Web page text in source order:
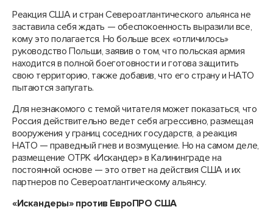
Реакция США и стран Североатлантического альянса не
заставила себя ждать — обеспокоенность выразили все,
кому это полагается. Но больше всех «отличилось»
руководство Польши, заявив о том, что польская армия
находится в полной боеготовности и готова защитить
свою территорию, также добавив, что его страну и НАТО
пытаются запугать.
Для незнакомого с темой читателя может показаться, что
Россия действительно ведет себя агрессивно, размещая
вооружения у границ соседних государств, а реакция
НАТО — праведный гнев и возмущение. Но на самом деле,
размещение ОТРК «Искандер» в Калининграде на
постоянной основе — это ответ на действия США и их
партнеров по Североатлантическому альянсу.
«Искандеры» против ЕвроПРО США